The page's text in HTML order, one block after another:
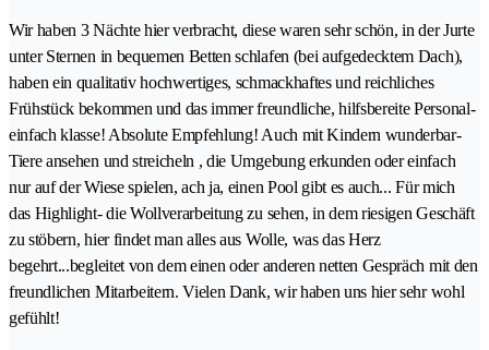
Wir haben 3 Nächte hier verbracht, diese waren sehr schön, in der Jurte
unter Sternen in bequemen Betten schlafen (bei aufgedecktem Dach),
haben ein qualitativ hochwertiges, schmackhaftes und reichliches
Frühstück bekommen und das immer freundliche, hilfsbereite Personal-
einfach klasse! Absolute Empfehlung! Auch mit Kindern wunderbar-
Tiere ansehen und streicheln , die Umgebung erkunden oder einfach
nur auf der Wiese spielen, ach ja, einen Pool gibt es auch... Für mich
das Highlight- die Wollverarbeitung zu sehen, in dem riesigen Geschäft
zu stöbern, hier findet man alles aus Wolle, was das Herz
begehrt...begleitet von dem einen oder anderen netten Gespräch mit den
freundlichen Mitarbeitern. Vielen Dank, wir haben uns hier sehr wohl
gefühlt!